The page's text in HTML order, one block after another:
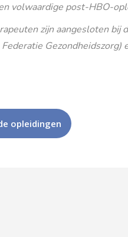
volwaardige post-HBO-
zijn aangesloten bij
Gezondheidszorg)
opleidingen